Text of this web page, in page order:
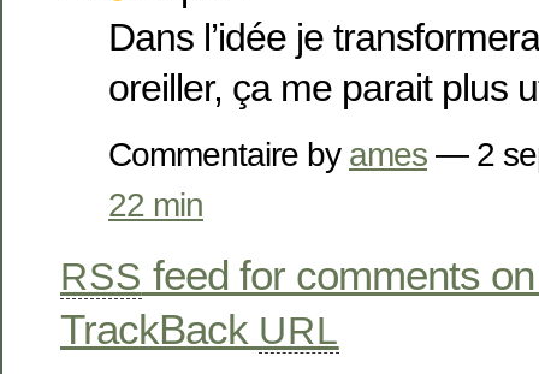
Dans l’idée je
oreiller, ça me parait plus
Commentaire by ames — 2
22 min
RSS feed for comments
TrackBack URL